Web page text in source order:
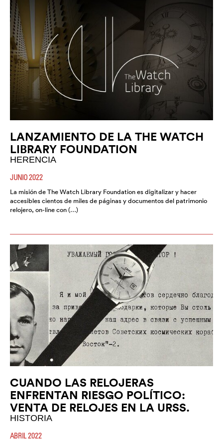
LANZAMIENTO DE LA THE WATCH
LIBRARY FOUNDATION
HERENCIA
JUNIO 2022
La misión de The Watch Library Foundation es digitalizar y hacer
accesibles cientos de miles de páginas y documentos del patrimonio
relojero, on-line con (…)
CUANDO LAS RELOJERAS
ENFRENTAN RIESGO POLÍTICO:
VENTA DE RELOJES EN LA URSS.
HISTORIA
ABRIL 2022